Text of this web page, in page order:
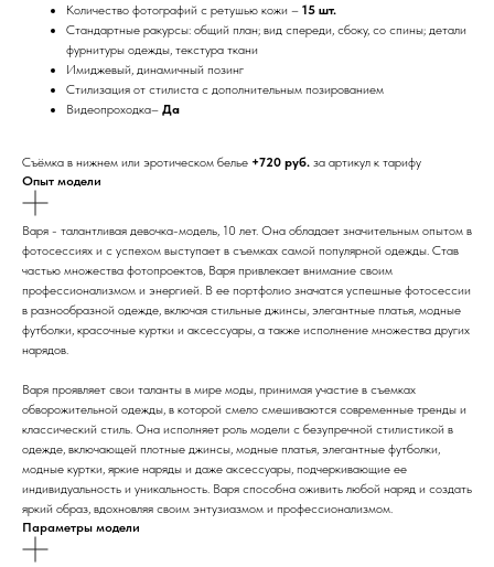
Количество фотографий с ретушью кожи – 15 шт.
Стандартные ракурсы: общий план; вид спереди, сбоку, со спины; детали
фурнитуры одежды, текстура ткани
Имиджевый, динамичный позинг
Стилизация от стилиста с дополнительным позированием
Видеопроходка– Да
Съёмка в нижнем или эротическом белье +720 руб. за артикул к тарифу
Опыт модели
Варя - талантливая девочка-модель, 10 лет. Она обладает значительным опытом в
фотосессиях и с успехом выступает в съемках самой популярной одежды. Став
частью множества фотопроектов, Варя привлекает внимание своим
профессионализмом и энергией. В ее портфолио значатся успешные фотосессии
в разнообразной одежде, включая стильные джинсы, элегантные платья, модные
футболки, красочные куртки и аксессуары, а также исполнение множества других
нарядов.
Варя проявляет свои таланты в мире моды, принимая участие в съемках
обворожительной одежды, в которой смело смешиваются современные тренды и
классический стиль. Она исполняет роль модели с безупречной стилистикой в
одежде, включающей плотные джинсы, модные платья, элегантные футболки,
модные куртки, яркие наряды и даже аксессуары, подчеркивающие ее
индивидуальность и уникальность. Варя способна оживить любой наряд и создать
яркий образ, вдохновляя своим энтузиазмом и профессионализмом.
Параметры модели